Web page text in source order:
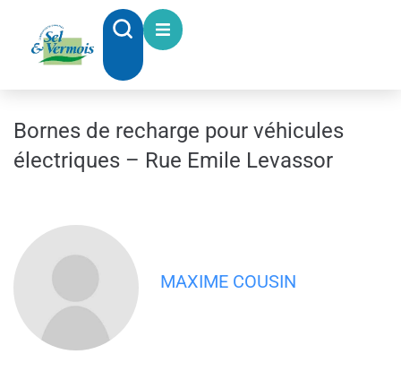
Bornes de recharge pour véhicules
électriques – Rue Emile Levassor
MAXIME COUSIN